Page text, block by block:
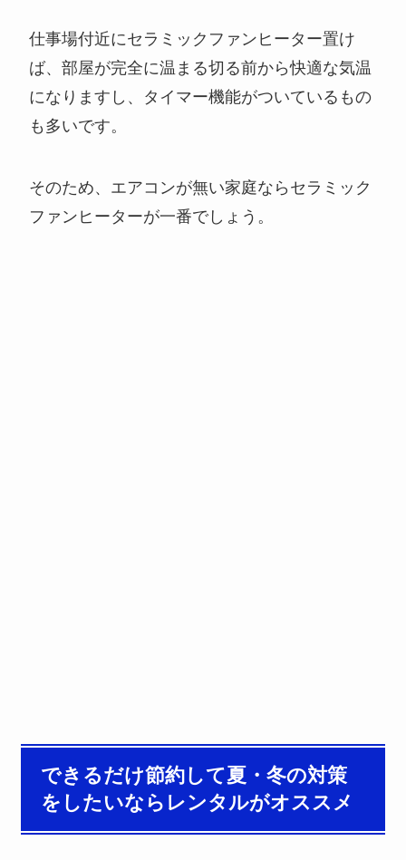
仕事場付近にセラミックファンヒーター置け
ば、部屋が完全に温まる切る前から快適な気温
になりますし、タイマー機能がついているもの
も多いです。
そのため、エアコンが無い家庭ならセラミック
ファンヒーターが一番でしょう。
できるだけ節約して夏・冬の対策
をしたいならレンタルがオススメ